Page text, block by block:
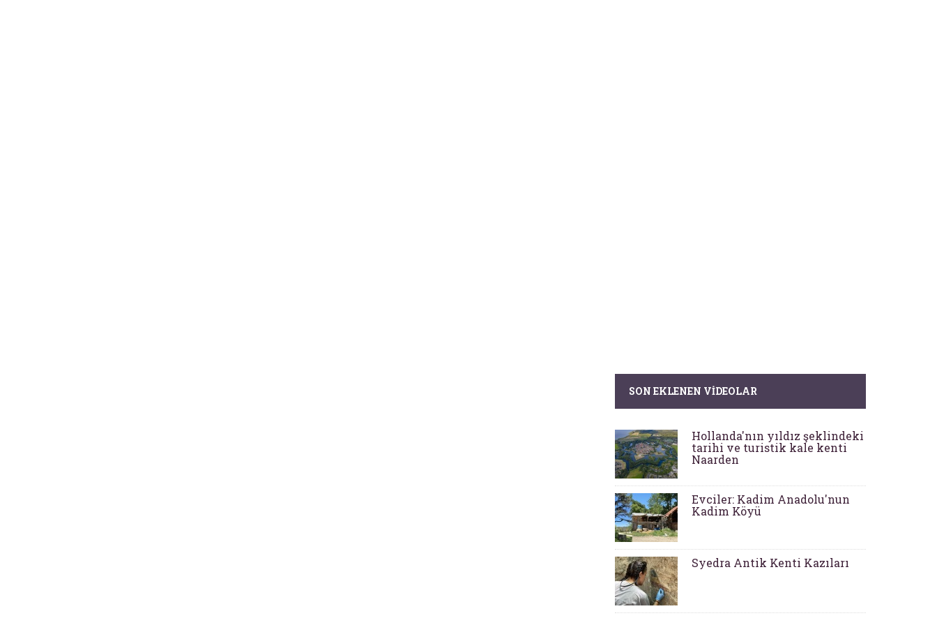
SON EKLENEN VIDEOLAR
Hollanda'nın yıldız şeklindeki
tarihi ve turistik kale kenti
Naarden
Evciler: Kadim Anadolu'nun
Kadim Köyü
Syedra Antik Kenti Kazıları